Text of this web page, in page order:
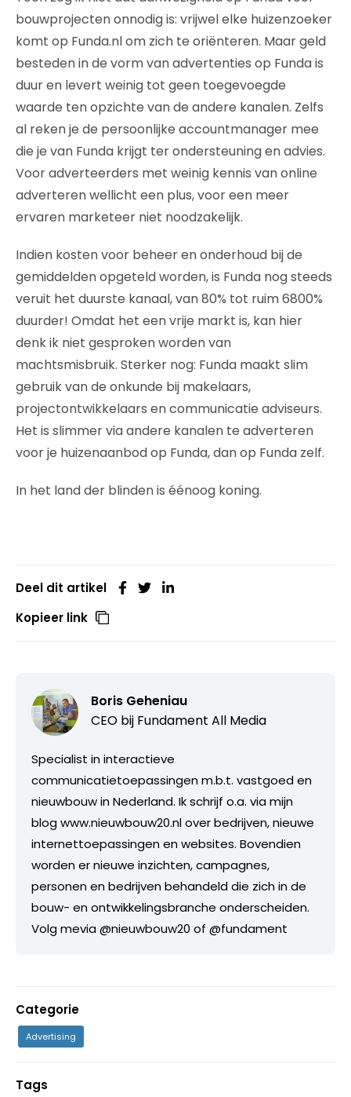
bouwprojecten onnodig is: vrijwel elke huizenzoeker
komt op Funda.nl om zich te oriënteren. Maar geld
besteden in de vorm van advertenties op Funda is
duur en levert weinig tot geen toegevoegde
waarde ten opzichte van de andere kanalen. Zelfs
al reken je de persoonlijke accountmanager mee
die je van Funda krijgt ter ondersteuning en advies.
Voor adverteerders met weinig kennis van online
adverteren wellicht een plus, voor een meer
ervaren marketeer niet noodzakelijk.
Indien kosten voor beheer en onderhoud bij de
gemiddelden opgeteld worden, is Funda nog steeds
veruit het duurste kanaal, van 80% tot ruim 6800%
duurder! Omdat het een vrije markt is, kan hier
denk ik niet gesproken worden van
machtsmisbruik. Sterker nog: Funda maakt slim
gebruik van de onkunde bij makelaars,
projectontwikkelaars en communicatie adviseurs.
Het is slimmer via andere kanalen te adverteren
voor je huizenaanbod op Funda, dan op Funda zelf.
In het land der blinden is éénoog koning.
Deel dit artikel
Kopieer link
Boris Geheniau
CEO bij Fundament All Media
Specialist in interactieve
communicatietoepassingen m.b.t. vastgoed en
nieuwbouw in Nederland. Ik schrijf o.a. via mijn
blog www.nieuwbouw20.nl over bedrijven, nieuwe
internettoepassingen en websites. Bovendien
worden er nieuwe inzichten, campagnes,
personen en bedrijven behandeld die zich in de
bouw- en ontwikkelingsbranche onderscheiden.
Volg mevia @nieuwbouw20 of @fundament
Categorie
Advertising
Tags